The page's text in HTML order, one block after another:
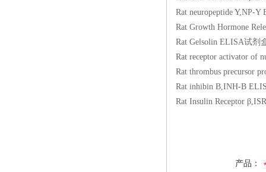
Rat neuropeptide Y,NP-
Rat Growth Hormone
Rat Gelsolin ELISA试
Rat receptor activator of
Rat thrombus precursor
Rat inhibin B,INH-B
Rat Insulin Receptor
产品：